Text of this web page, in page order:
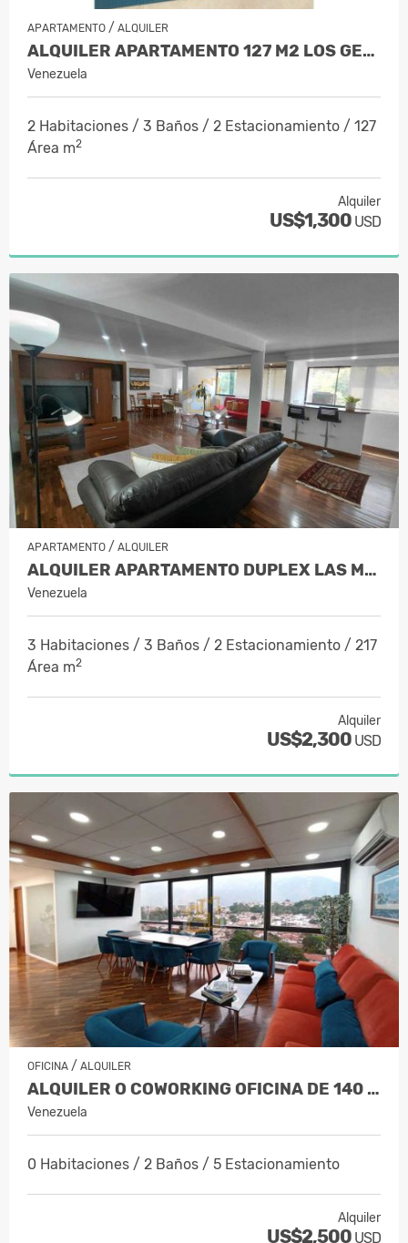
APARTAMENTO / ALQUILER
ALQUILER APARTAMENTO 127 M2 LOS GER…
Venezuela
2 Habitaciones / 3 Baños / 2 Estacionamiento / 127
Área m2
Alquiler
US$1,300 USD
APARTAMENTO / ALQUILER
ALQUILER APARTAMENTO DUPLEX LAS MERC…
Venezuela
3 Habitaciones / 3 Baños / 2 Estacionamiento / 217
Área m2
Alquiler
US$2,300 USD
OFICINA / ALQUILER
ALQUILER O COWORKING OFICINA DE 140 M…
Venezuela
0 Habitaciones / 2 Baños / 5 Estacionamiento
Alquiler
US$2,500 USD